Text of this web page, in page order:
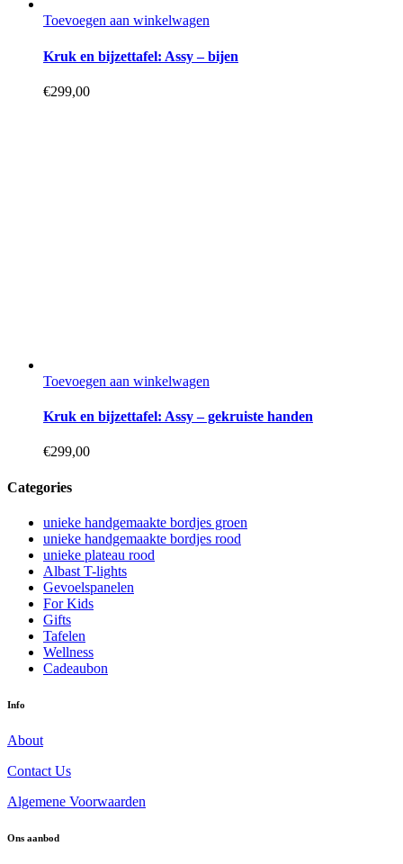
Toevoegen aan winkelwagen
Kruk en bijzettafel: Assy – bijen
€299,00
Toevoegen aan winkelwagen
Kruk en bijzettafel: Assy – gekruiste handen
€299,00
Categories
unieke handgemaakte bordjes groen
unieke handgemaakte bordjes rood
unieke plateau rood
Albast T-lights
Gevoelspanelen
For Kids
Gifts
Tafelen
Wellness
Cadeaubon
Info
About
Contact Us
Algemene Voorwaarden
Ons aanbod